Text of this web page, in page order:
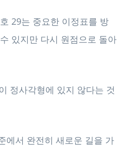
29는 중요한 이정표를 방
있지만 다시 원점으로 돌아
정사각형에 있지 않다는 것
에서 완전히 새로운 길을 가